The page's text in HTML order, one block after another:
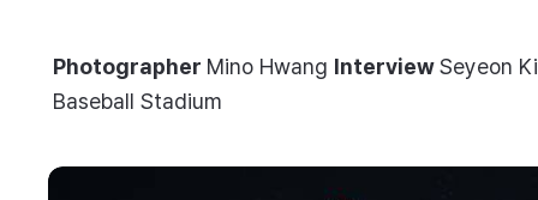
Photographer Mino Hwang InterviewSeyeon
Baseball Stadium